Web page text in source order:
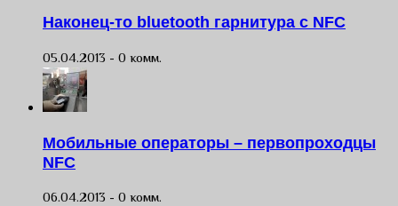
Наконец-то bluetooth гарнитура с NFC
05.04.2013 - 0 комм.
Мобильные операторы – первопроходцы
NFC
06.04.2013 - 0 комм.